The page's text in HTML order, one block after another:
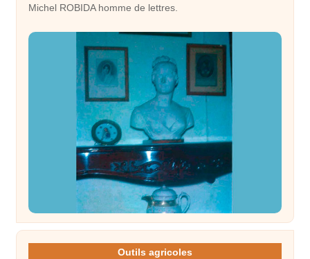
Michel ROBIDA homme de lettres.
Outils agricoles